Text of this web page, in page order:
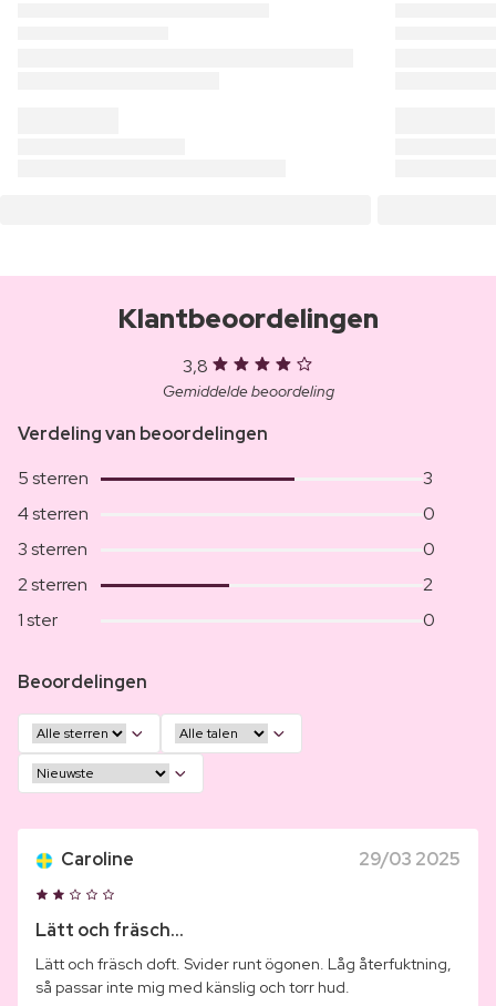
Klantbeoordelingen
3,8
Gemiddelde beoordeling
Verdeling van beoordelingen
5 sterren
3
4 sterren
0
3 sterren
0
2 sterren
2
1 ster
0
Beoordelingen
Caroline 29/03 2025
Lätt och fräsch...
Lätt och fräsch doft. Svider runt ögonen. Låg återfuktning,
så passar inte mig med känslig och torr hud.